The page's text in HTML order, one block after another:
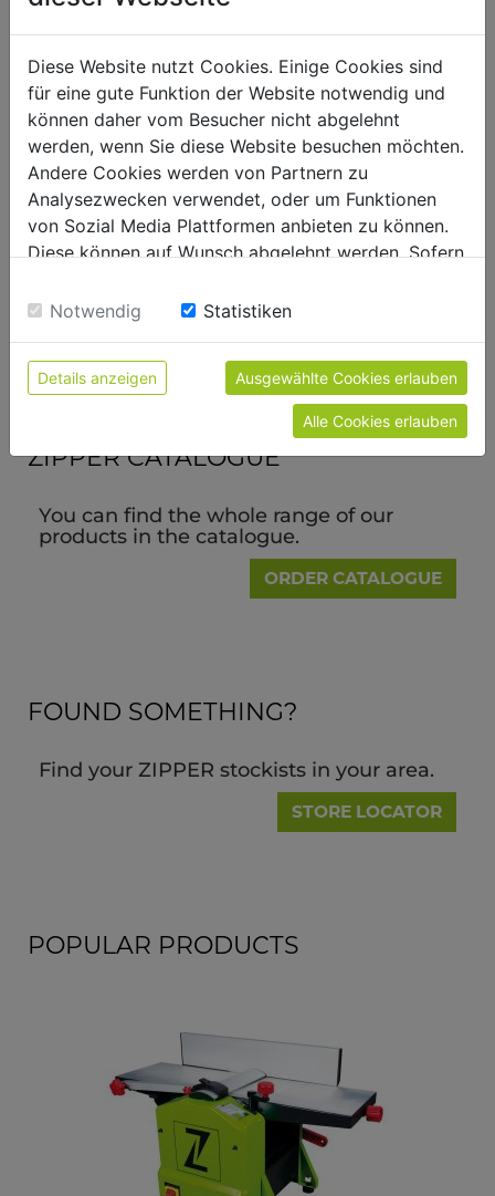
net weight in kg
12.30
packaging
packaging width in mm
26,500
packaging length in mm
packaging height in mm
18,500
EAN code
ZIPPER CATALOGUE
You can find the whole range of our
products in the catalogue.
ORDER CATALOGUE
FOUND SOMETHING?
Find your ZIPPER stockists in your area.
STORE LOCATOR
POPULAR PRODUCTS
Diese Website nutzt Cookies. Einige Cookies sind
für eine gute Funktion der Website notwendig und
können daher vom Besucher nicht abgelehnt
werden, wenn Sie diese Website besuchen möchten.
Andere Cookies werden von Partnern zu
Analysezwecken verwendet, oder um Funktionen
von Sozial Media Plattformen anbieten zu können.
Diese können auf Wunsch abgelehnt werden. Sofern
Einwilligung zu unseren Cookies.
Notwendig Statistiken
Details anzeigen Ausgewählte Cookies erlauben
Alle Cookies erlauben